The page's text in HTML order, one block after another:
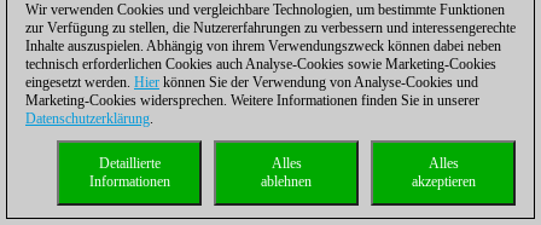
Wir verwenden Cookies und vergleichbare Technologien, um bestimmte Funktionen
zur Verfügung zu stellen, die Nutzererfahrungen zu verbessern und interessengerechte
Inhalte auszuspielen. Abhängig von ihrem Verwendungszweck können dabei neben
technisch erforderlichen Cookies auch Analyse-Cookies sowie Marketing-Cookies
eingesetzt werden. Hier können Sie der Verwendung von Analyse-Cookies und
Marketing-Cookies widersprechen. Weitere Informationen finden Sie in unserer
Datenschutzerklärung.
Alles
akzeptieren
Alles
ablehnen
Detaillierte
Informationen